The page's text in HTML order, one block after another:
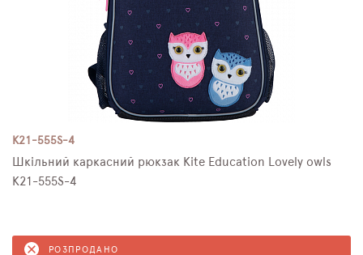
K21-555S-4
Шкільний каркасний рюкзак Kite Education Lovely owls
K21-555S-4
РОЗПРОДАНО